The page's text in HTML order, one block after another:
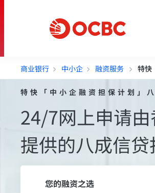
商业银行 中小企 融资服务 特快
特快「中小企融资担保计划」
24/7网上申请
提供的八成信
您的融资之选